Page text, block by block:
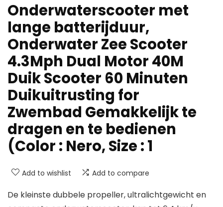
Onderwaterscooter met
lange batterijduur,
Onderwater Zee Scooter
4.3Mph Dual Motor 40M
Duik Scooter 60 Minuten
Duikuitrusting for
Zwembad Gemakkelijk te
dragen en te bedienen
(Color : Nero, Size : 1
Add to wishlist Add to compare
De kleinste dubbele propeller, ultralichtgewicht en